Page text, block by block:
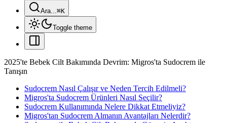
Ara...⌘K
Toggle theme
2025'te Bebek Cilt Bakımında Devrim: Migros'ta Sudocrem ile
Tanışın
Sudocrem Nasıl Çalışır ve Neden Tercih Edilmeli?
Migros'ta Sudocrem Ürünleri Nasıl Seçilir?
Sudocrem Kullanımında Nelere Dikkat Etmeliyiz?
Migros'tan Sudocrem Almanın Avantajları Nelerdir?